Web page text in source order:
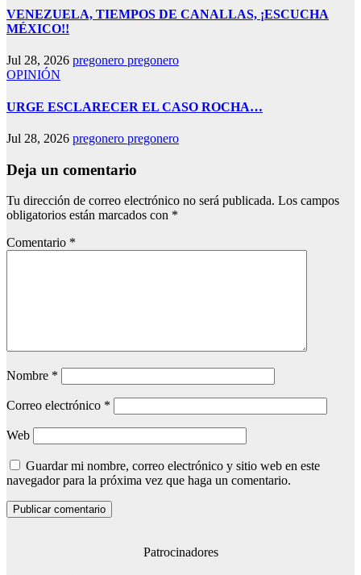
VENEZUELA, TIEMPOS DE CANALLAS, ¡ESCUCHA
MÉXICO!!
Jul 28, 2026 pregonero pregonero
OPINIÓN
URGE ESCLARECER EL CASO ROCHA…
Jul 28, 2026 pregonero pregonero
Deja un comentario
Tu dirección de correo electrónico no será publicada. Los campos
obligatorios están marcados con *
Comentario *
Nombre *
Correo electrónico *
Web
Guardar mi nombre, correo electrónico y sitio web en este
navegador para la próxima vez que haga un comentario.
Patrocinadores